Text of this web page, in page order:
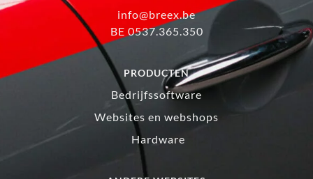
info@breex.be
BE 0537.365.350
PRODUCTEN
Bedrijfssoftware
Websites en webshops
Hardware